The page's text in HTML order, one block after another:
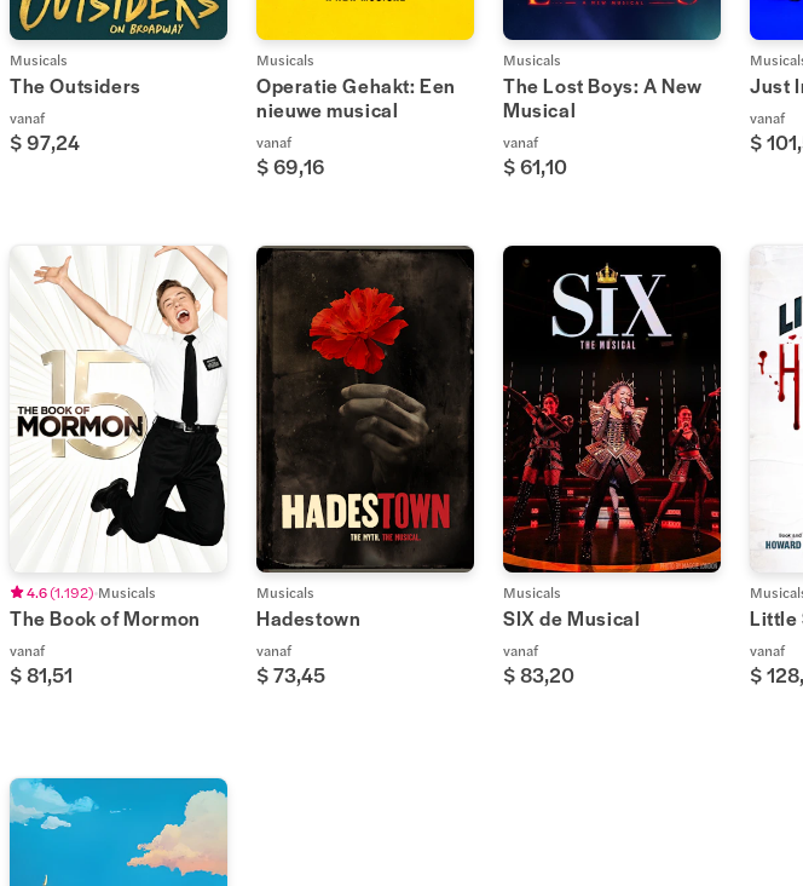
Musicals
The Outsiders
vanaf
$ 97,24
Musicals
Operatie Gehakt: Een
nieuwe musical
vanaf
$ 69,16
Musicals
The Lost Boys: A New
Musical
vanaf
$ 61,10
Just
vanaf
$
4.6(1.192) Musicals
The Book of Mormon
vanaf
$ 81,51
Musicals
Hadestown
vanaf
$ 73,45
Musicals
SIX de Musical
vanaf
$ 83,20
Little
vanaf
$